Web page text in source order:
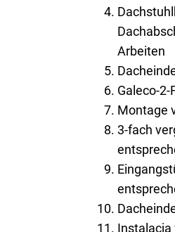
Arbeiten
Galeco-2-
Montage
3-fach
Instalacja